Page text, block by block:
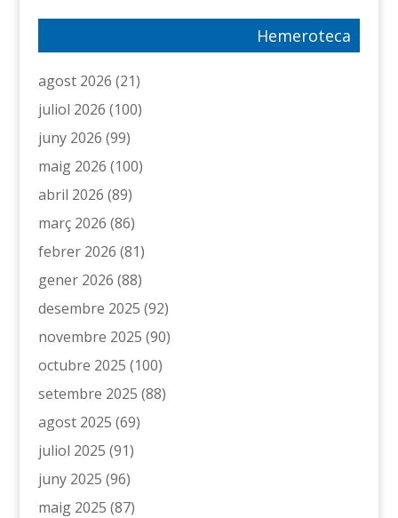
Hemeroteca
agost 2026 (21)
juliol 2026 (100)
juny 2026 (99)
maig 2026 (100)
abril 2026 (89)
març 2026 (86)
febrer 2026 (81)
gener 2026 (88)
desembre 2025 (92)
novembre 2025 (90)
octubre 2025 (100)
setembre 2025 (88)
agost 2025 (69)
juliol 2025 (91)
juny 2025 (96)
maig 2025 (87)